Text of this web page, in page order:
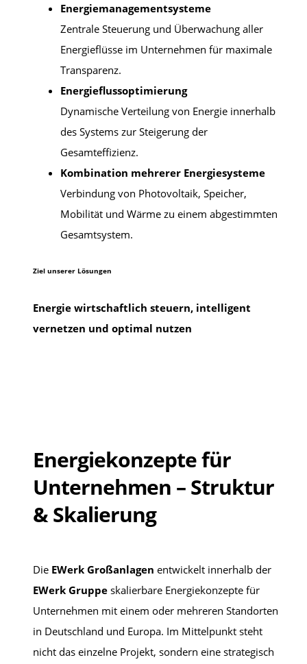
Energiemanagementsysteme
Zentrale Steuerung und Überwachung aller
Energieflüsse im Unternehmen für maximale
Transparenz.
Energieflussoptimierung
Dynamische Verteilung von Energie innerhalb
des Systems zur Steigerung der
Gesamteffizienz.
Kombination mehrerer Energiesysteme
Verbindung von Photovoltaik, Speicher,
Mobilität und Wärme zu einem abgestimmten
Gesamtsystem.
Ziel unserer Lösungen
Energie wirtschaftlich steuern, intelligent
vernetzen und optimal nutzen
Energiekonzepte für
Unternehmen – Struktur
& Skalierung
Die EWerk Großanlagen entwickelt innerhalb der
EWerk Gruppe skalierbare Energiekonzepte für
Unternehmen mit einem oder mehreren Standorten
in Deutschland und Europa. Im Mittelpunkt steht
nicht das einzelne Projekt, sondern eine strategisch